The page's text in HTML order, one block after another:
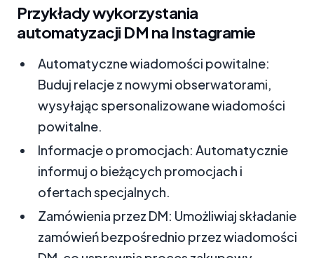
Przykłady wykorzystania
automatyzacji DM na Instagramie
Automatyczne wiadomości powitalne:
Buduj relacje z nowymi obserwatorami,
wysyłając spersonalizowane wiadomości
powitalne.
Informacje o promocjach: Automatycznie
informuj o bieżących promocjach i
ofertach specjalnych.
Zamówienia przez DM: Umożliwiaj składanie
zamówień bezpośrednio przez wiadomości